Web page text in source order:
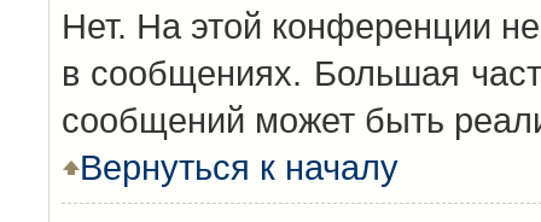
Нет. На этой конференции
в сообщениях. Большая
сообщений может быть
Вернуться к началу